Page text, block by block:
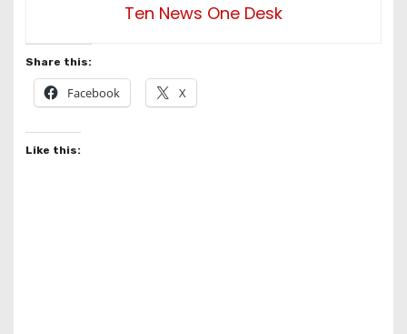
Ten News One Desk
Share this:
Facebook X
Like this: